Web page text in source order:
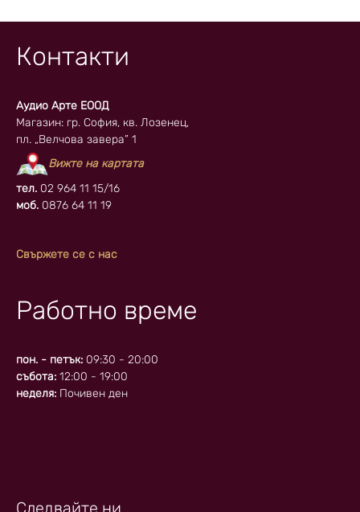
Контакти
Аудио Арте ЕООД
Магазин: гр. София, кв. Лозенец,
пл. „Велчова завера” 1
Вижте на картата
тел. 02 964 11 15/16
моб. 0876 64 11 19
Свържете се с нас
Работно време
пон. - петък: 09:30 - 20:00
събота: 12:00 - 19:00
неделя: Почивен ден
Следвайте ни